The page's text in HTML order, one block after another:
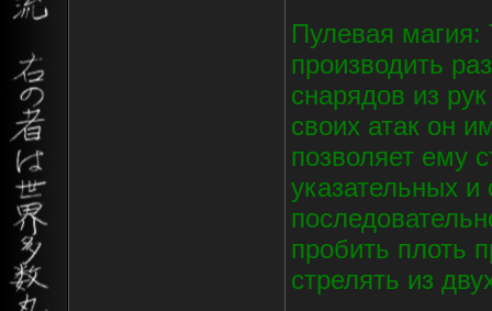
Пулевая магия:
производить
снарядов из
своих атак он
позволяет ему
указательных
пробить плоть
стрелять из